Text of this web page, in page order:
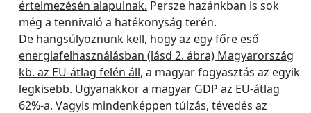
értelmezésén alapulnak. Persze hazánkban is sok
még a tennivaló a hatékonyság terén.
De hangsúlyoznunk kell, hogyaz egy főre eső
energiafelhasználásban (lásd 2. ábra) Magyarország
kb. az EU-átlag felén áll, a magyar fogyasztás az egyik
legkisebb. Ugyanakkor a magyar GDP az EU-átlag
62%-a. Vagyis mindenképpen túlzás, tévedés az